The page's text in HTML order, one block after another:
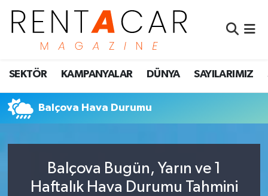
SEKTÖR KAMPANYALAR DÜNYA SAYILARIMIZ
Balçova Hava Durumu
Balçova Bugün, Yarın ve 1
Haftalık Hava Durumu Tahmini
İstanbul Nöbetçi Eczaneler
İstanbul Hava Durumu
İstanbul Namaz Vakitleri
Süper Lig Puan Durumu ve Fikstür